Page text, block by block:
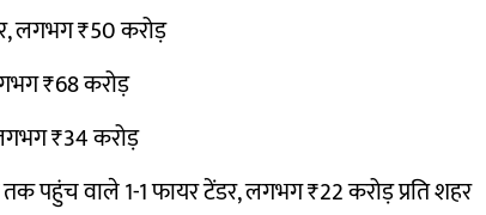
लगभग ₹50 करोड़
₹68 करोड़
₹34 करोड़
पहुंच वाले 1-1 फायर टेंडर, लगभग ₹22 करोड़ प्रति शहर